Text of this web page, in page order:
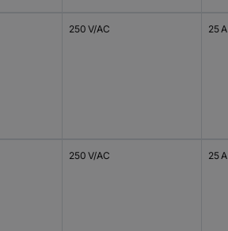
250 V/AC 25 A
250 V/AC 25 A